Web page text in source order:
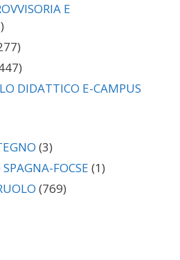
E
DIDATTICO E-CAMPUS
(3)
FOCSE (1)
(769)